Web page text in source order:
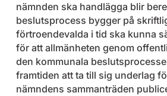
nämnden ska handlägga blir
beslutsprocess bygger på
förtroendevalda i tid ska kunna
för att allmänheten genom
den kommunala
framtiden att ta till sig underlag
nämndens sammanträden